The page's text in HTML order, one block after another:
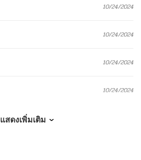
10/24/2024
10/24/2024
10/24/2024
10/24/2024
แสดงเพิ่มเติม